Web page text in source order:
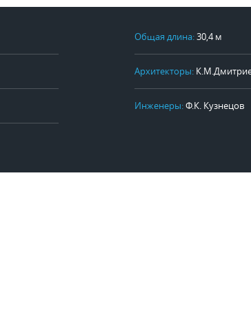
Общая длина:30,4 м
Архитекторы:
Инженеры:Ф.К. Кузнецов